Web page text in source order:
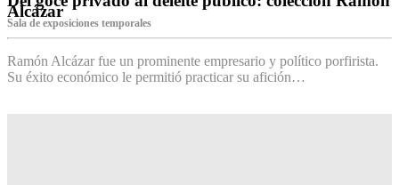
Alcázar
Sala de exposiciones temporales
Ramón Alcázar fue un prominente empresario y político porfirista.
Su éxito económico le permitió practicar su afición…